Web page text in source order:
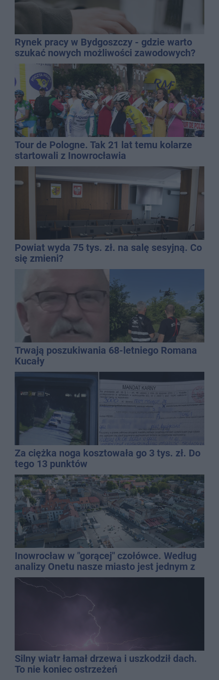
Rynek pracy w Bydgoszczy - gdzie warto
szukać nowych możliwości zawodowych?
Tour de Pologne. Tak 21 lat temu kolarze
startowali z Inowrocławia
Powiat wyda 75 tys. zł. na salę sesyjną. Co
się zmieni?
Trwają poszukiwania 68-letniego Romana
Kucały
Za ciężka noga kosztowała go 3 tys. zł. Do
tego 13 punktów
Inowrocław w "gorącej" czołówce. Według
analizy Onetu nasze miasto jest jednym z
najbardziej narażonych na upały
Silny wiatr łamał drzewa i uszkodził dach.
To nie koniec ostrzeżeń